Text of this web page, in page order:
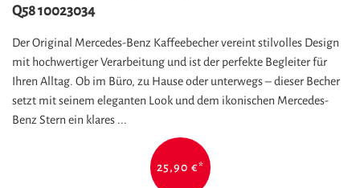
Q58 10023034
Der Original Mercedes-Benz Kaffeebecher vereint stilvolles Design
mit hochwertiger Verarbeitung und ist der perfekte Begleiter für
Ihren Alltag. Ob im Büro, zu Hause oder unterwegs – dieser Becher
setzt mit seinem eleganten Look und dem ikonischen Mercedes-
Benz Stern ein klares ...
25,90 €*